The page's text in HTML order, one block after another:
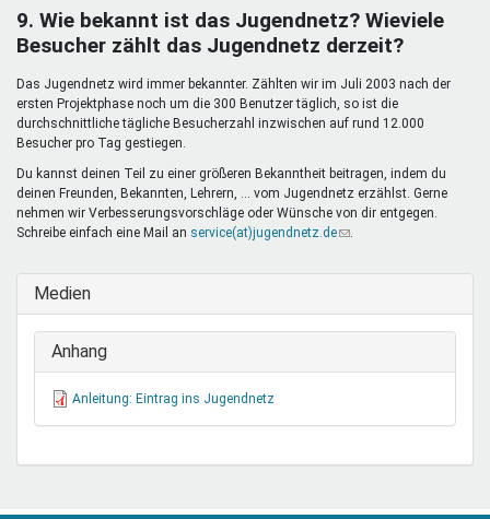
9. Wie bekannt ist das Jugendnetz? Wieviele
Besucher zählt das Jugendnetz derzeit?
Das Jugendnetz wird immer bekannter. Zählten wir im Juli 2003 nach der
ersten Projektphase noch um die 300 Benutzer täglich, so ist die
durchschnittliche tägliche Besucherzahl inzwischen auf rund 12.000
Besucher pro Tag gestiegen.
Du kannst deinen Teil zu einer größeren Bekanntheit beitragen, indem du
deinen Freunden, Bekannten, Lehrern, ... vom Jugendnetz erzählst. Gerne
nehmen wir Verbesserungsvorschläge oder Wünsche von dir entgegen.
Schreibe einfach eine Mail an service(at)jugendnetz.de(Link
E-
Medien
Anhang
Anleitung: Eintrag ins Jugendnetz